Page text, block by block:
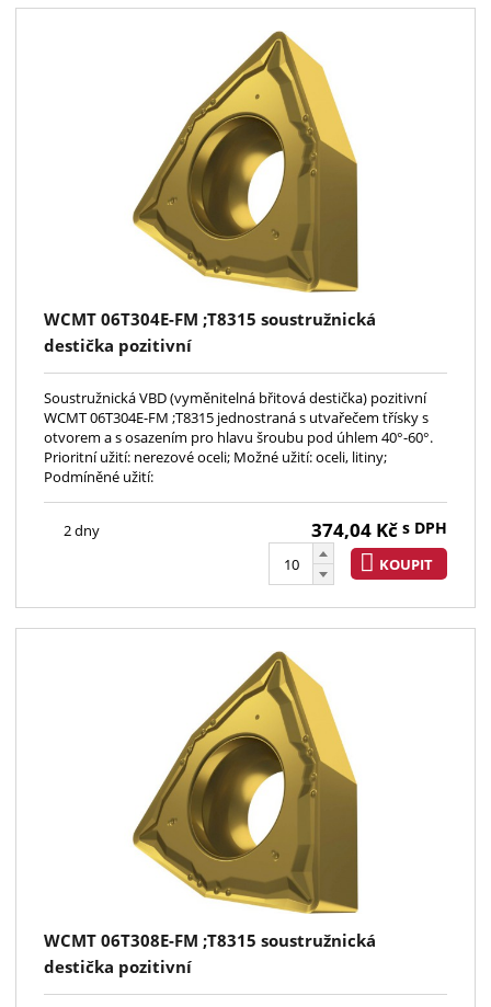
WCMT 06T304E-FM ;T8315 soustružnická
destička pozitivní
Soustružnická VBD (vyměnitelná břitová destička) pozitivní
WCMT 06T304E-FM ;T8315 jednostraná s utvařečem třísky s
otvorem a s osazením pro hlavu šroubu pod úhlem 40°-60°.
Prioritní užití: nerezové oceli; Možné užití: oceli, litiny;
Podmíněné užití:
2 dny 374,04 Kč s DPH
KOUPIT
WCMT 06T308E-FM ;T8315 soustružnická
destička pozitivní